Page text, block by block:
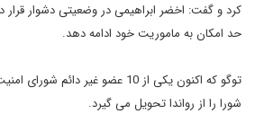
کرد و گفت: اخضر ابراهیمی در وضعیتی دشوار قرار
حد امکان به ماموریت خود ادامه دهد.
توگو که اکنون یکی از 10 عضو غیر
شورا را از رواندا تحویل می گیرد.